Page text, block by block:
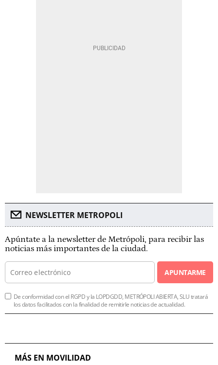
NEWSLETTER METROPOLI
Apúntate a la newsletter de Metrópoli, para recibir las
noticias más importantes de la ciudad.
APUNTARME
De conformidad con el RGPD y la LOPDGDD, METRÓPOLI ABIERTA, SLU tratará
los datos facilitados con la finalidad de remitirle noticias de actualidad.
MÁS EN MOVILIDAD